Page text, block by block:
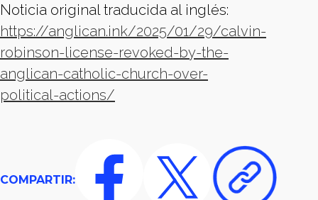
Noticia original traducida al inglés:
https://anglican.ink/2025/01/29/calvin-
robinson-license-revoked-by-the-
anglican-catholic-church-over-
political-actions/
COMPARTIR: